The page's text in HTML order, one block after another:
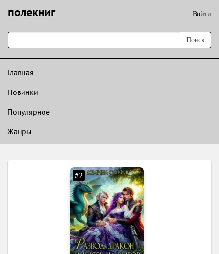
полекниг Войти
Поиск
Главная
Новинки
Популярное
Жанры
#2